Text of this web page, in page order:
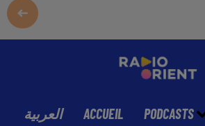
العربية ACCUEIL PODCASTS